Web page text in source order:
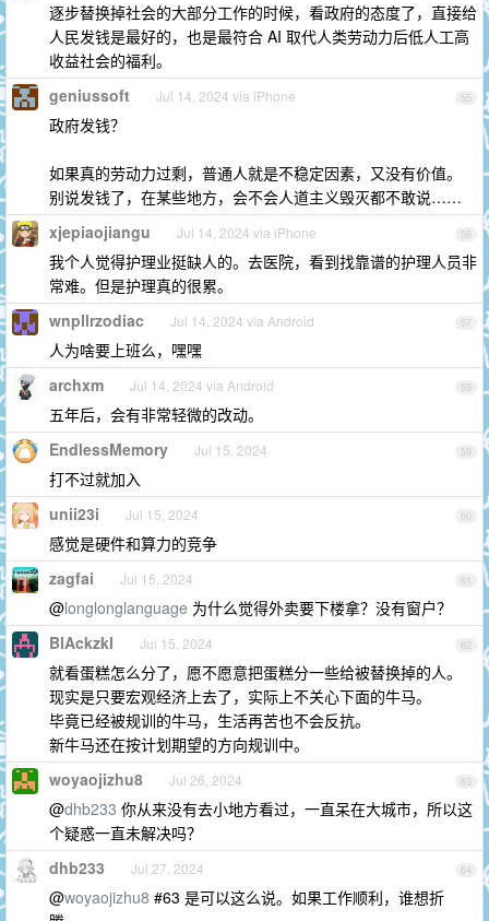
逐步替换掉社会的大部分工作的时候，看政府的态度了，直接给
人民发钱是最好的，也是最符合 AI 取代人类劳动力后低人工高
收益社会的福利。
55
geniussoft Jul 14, 2024 via iPhone
政府发钱？
如果真的劳动力过剩，普通人就是不稳定因素，又没有价值。
别说发钱了，在某些地方，会不会人道主义毁灭都不敢说……
56
xjepiaojiangu Jul 14, 2024 via iPhone
我个人觉得护理业挺缺人的。去医院，看到找靠谱的护理人员非
常难。但是护理真的很累。
57
wnpllrzodiac Jul 14, 2024 via Android
人为啥要上班么，嘿嘿
58
archxm Jul 14, 2024 via Android
五年后，会有非常轻微的改动。
59
EndlessMemory Jul 15, 2024
打不过就加入
60
unii23i Jul 15, 2024
感觉是硬件和算力的竞争
61
zagfai Jul 15, 2024
@longlonglanguage 为什么觉得外卖要下楼拿？没有窗户？
62
BlAckzkl Jul 15, 2024
就看蛋糕怎么分了，愿不愿意把蛋糕分一些给被替换掉的人。
现实是只要宏观经济上去了，实际上不关心下面的牛马。
毕竟已经被规训的牛马，生活再苦也不会反抗。
新牛马还在按计划期望的方向规训中。
63
woyaojizhu8 Jul 26, 2024
@dhb233 你从来没有去小地方看过，一直呆在大城市，所以这
个疑惑一直未解决吗？
64
dhb233 Jul 27, 2024
@woyaojizhu8 #63 是可以这么说。如果工作顺利，谁想折